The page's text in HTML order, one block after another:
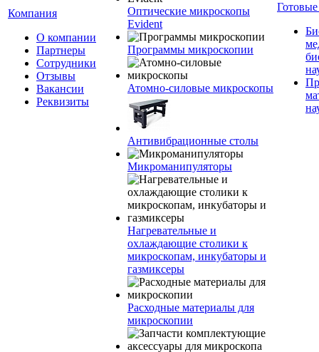
Компания
О компании
Партнеры
Сотрудники
Отзывы
Вакансии
Реквизиты
Оптические микроскопы
Evident
Программы микроскопии
Атомно-силовые микроскопы
Антивибрационные столы
Микроманипуляторы
Нагревательные и
охлаждающие столики к
микроскопам, инкубаторы и
газмиксеры
Расходные материалы для
микроскопии